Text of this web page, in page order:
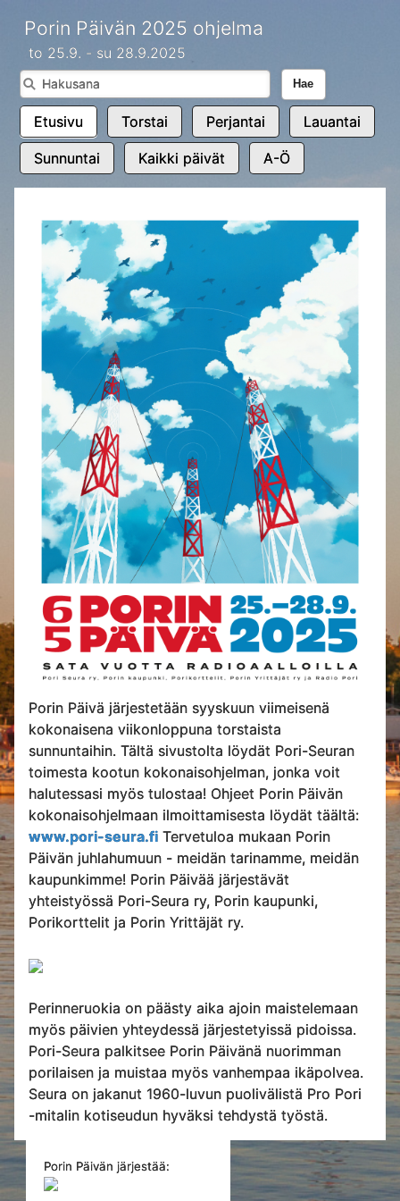
Porin Päivän 2025 ohjelma
to 25.9. - su 28.9.2025
Hae
Etusivu Torstai Perjantai Lauantai
Sunnuntai Kaikki päivät A-Ö
Porin Päivä järjestetään syyskuun viimeisenä
kokonaisena viikonloppuna torstaista
sunnuntaihin. Tältä sivustolta löydät Pori-Seuran
toimesta kootun kokonaisohjelman, jonka voit
halutessasi myös tulostaa! Ohjeet Porin Päivän
kokonaisohjelmaan ilmoittamisesta löydät täältä:
www.pori-seura.fi Tervetuloa mukaan Porin
Päivän juhlahumuun - meidän tarinamme, meidän
kaupunkimme! Porin Päivää järjestävät
yhteistyössä Pori-Seura ry, Porin kaupunki,
Porikorttelit ja Porin Yrittäjät ry.
Perinneruokia on päästy aika ajoin maistelemaan
myös päivien yhteydessä järjestetyissä pidoissa.
Pori-Seura palkitsee Porin Päivänä nuorimman
porilaisen ja muistaa myös vanhempaa ikäpolvea.
Seura on jakanut 1960-luvun puolivälistä Pro Pori
-mitalin kotiseudun hyväksi tehdystä työstä.
Porin Päivän järjestää: